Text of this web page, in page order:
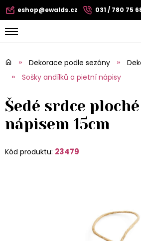
eshop@ewalds.cz 031 / 780 75
Dekorace podle sezóny
Sošky andílků a pietní nápisy
Šedé srdce
nápisem 15cm
Kód produktu: 23479